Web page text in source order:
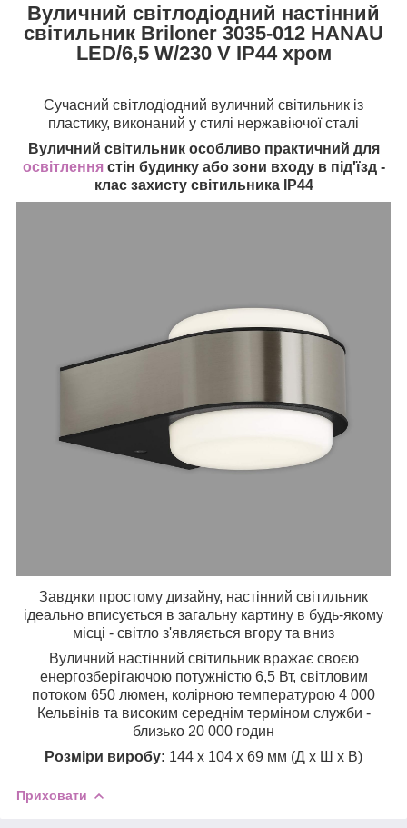
Вуличний світлодіодний настінний
світильник Briloner 3035-012 HANAU
LED/6,5 W/230 V IP44 хром
Сучасний світлодіодний вуличний світильник із
пластику, виконаний у стилі нержавіючої сталі
Вуличний світильник особливо практичний для
освітленнястін будинку або зони входу в під'їзд -
клас захисту світильника IP44
Завдяки простому дизайну, настінний світильник
ідеально вписується в загальну картину в будь-якому
місці - світло з'являється вгору та вниз
Вуличний настінний світильник вражає своєю
енергозберігаючою потужністю 6,5 Вт, світловим
потоком 650 люмен, колірною температурою 4 000
Кельвінів та високим середнім терміном служби -
близько 20 000 годин
Розміри виробу: 144 x 104 x 69 мм (Д x Ш x В)
Приховати